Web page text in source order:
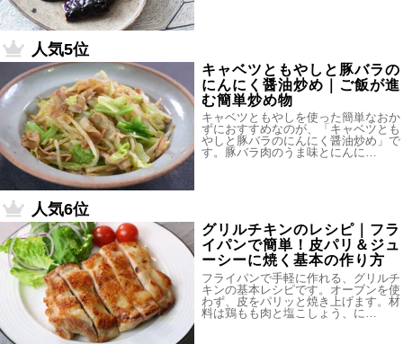
人気5位
キャベツともやしと豚バラの
にんにく醤油炒め｜ご飯が進
む簡単炒め物
キャベツともやしを使った簡単なおか
ずにおすすめなのが、「キャベツとも
やしと豚バラのにんにく醤油炒め」で
す。豚バラ肉のうま味とにんに…
人気6位
グリルチキンのレシピ｜フラ
イパンで簡単！皮パリ＆ジュ
ーシーに焼く基本の作り方
フライパンで手軽に作れる、グリルチ
キンの基本レシピです。オーブンを使
わず、皮をパリッと焼き上げます。材
料は鶏もも肉と塩こしょう、に…